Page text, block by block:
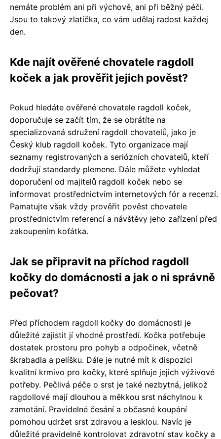
nemáte problém ani při výchově, ani při běžný péči.
Jsou to takový zlatíčka, co vám udělaj radost každej
den.
Kde najít ověřené chovatele ragdoll
koček a jak prověřit jejich pověst?
Pokud hledáte ověřené chovatele ragdoll koček,
doporučuje se začít tím, že se obrátíte na
specializovaná sdružení ragdoll chovatelů, jako je
Český klub ragdoll koček. Tyto organizace mají
seznamy registrovaných a seriózních chovatelů, kteří
dodržují standardy plemene. Dále můžete vyhledat
doporučení od majitelů ragdoll koček nebo se
informovat prostřednictvím internetových fór a recenzí.
Pamatujte však vždy prověřit pověst chovatele
prostřednictvím referencí a návštěvy jeho zařízení před
zakoupením koťátka.
Jak se připravit na příchod ragdoll
kočky do domácnosti a jak o ni správně
pečovat?
Před příchodem ragdoll kočky do domácnosti je
důležité zajistit jí vhodné prostředí. Kočka potřebuje
dostatek prostoru pro pohyb a odpočinek, včetně
škrabadla a pelíšku. Dále je nutné mít k dispozici
kvalitní krmivo pro kočky, které splňuje jejich výživové
potřeby. Pečlivá péče o srst je také nezbytná, jelikož
ragdollové mají dlouhou a měkkou srst náchylnou k
zamotání. Pravidelné česání a občasné koupání
pomohou udržet srst zdravou a lesklou. Navíc je
důležité pravidelně kontrolovat zdravotní stav kočky a